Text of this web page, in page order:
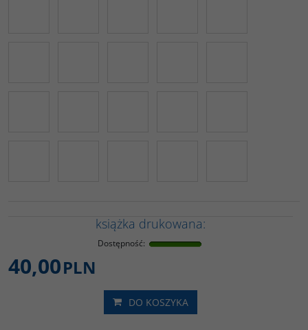
książka drukowana:
Dostępność:
40,00PLN
DO KOSZYKA